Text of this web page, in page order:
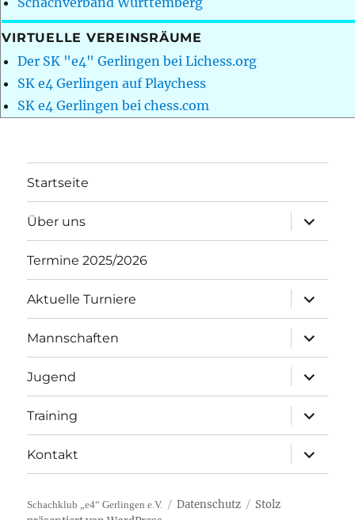
VIRTUELLE VEREINSRÄUME
Der SK "e4" Gerlingen bei Lichess.org
SK e4 Gerlingen auf Playchess
SK e4 Gerlingen bei chess.com
Startseite
Über uns
öffnen
Termine 2025/2026
Aktuelle Turniere
öffnen
Mannschaften
öffnen
Jugend
öffnen
Training
öffnen
Kontakt
öffnen
Schachklub „e4“ Gerlingen e.V. Datenschutz
Stolz